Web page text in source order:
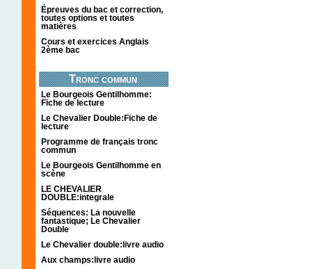
Épreuves du bac et correction,
toutes options et toutes
matières
Cours et exercices Anglais
2ème bac
Tronc commun
Le Bourgeois Gentilhomme:
Fiche de lecture
Le Chevalier Double:Fiche de
lecture
Programme de français tronc
commun
Le Bourgeois Gentilhomme en
scène
LE CHEVALIER
DOUBLE:integrale
Séquences: La nouvelle
fantastique; Le Chevalier
Double
Le Chevalier double:livre audio
Aux champs:livre audio